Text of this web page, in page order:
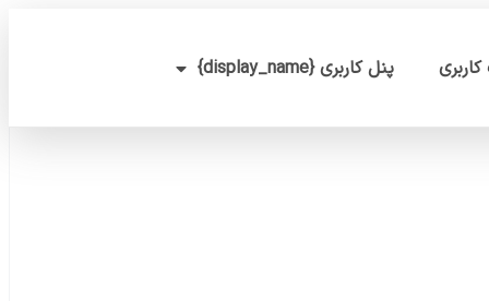
پنل کاربری {display_name}